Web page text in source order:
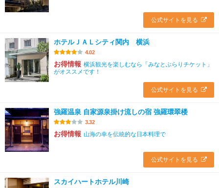
公式サイトを見る
ホテルＪＡＬシティ関内 横浜
4.02
お得情報 横浜観光を楽しむなら「みなとぶらりチケット」
がオススメです！
公式サイトを見る
強羅温泉 自家源泉掛け流しの宿 強羅環翠楼
3.32
お得情報 山海の幸を伝統的な日本料理で
公式サイトを見る
スカイハートホテル川崎